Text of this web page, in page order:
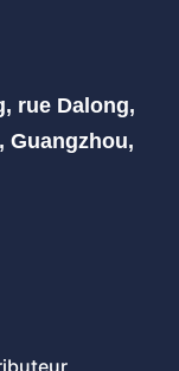
rue Dalong,
Guangzhou,